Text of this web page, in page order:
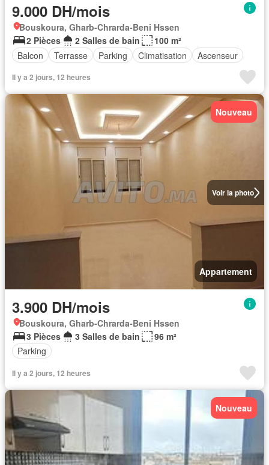
9.000 DH/mois
Bouskoura, Gharb-Chrarda-Beni Hssen
2 Pièces
2 Salles de bain
100 m²
Balcon
Terrasse Parking Climatisation Ascenseur
Il y a 2 jours, 12 heures
Voir la photo
Nouveau
Appartement
3.900 DH/mois
Bouskoura, Gharb-Chrarda-Beni Hssen
3 Pièces
3 Salles de bain
96 m²
Parking
Il y a 2 jours, 12 heures
Nouveau